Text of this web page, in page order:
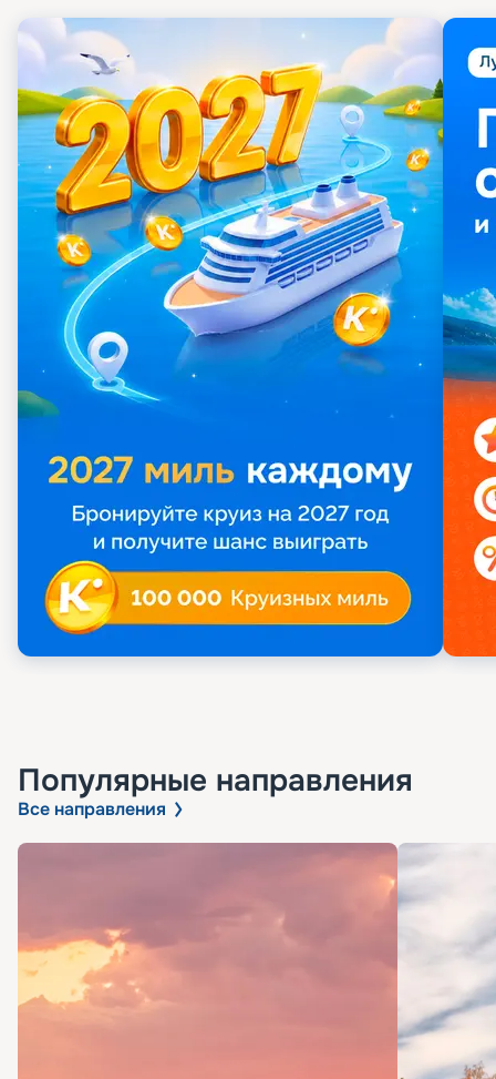
Популярные направления
Все направления